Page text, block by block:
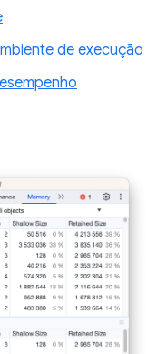
de execução